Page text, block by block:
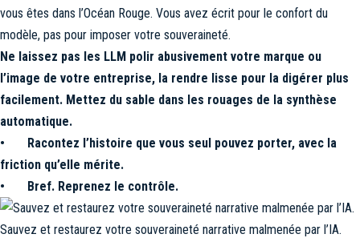
vous êtes dans l’Océan Rouge. Vous avez écrit pour le confort du
modèle, pas pour imposer votre souveraineté.
Ne laissez pas les LLM polir abusivement votre marque ou
l’image de votre entreprise, la rendre lisse pour la digérer plus
facilement. Mettez du sable dans les rouages de la synthèse
automatique.
• Racontez l’histoire que vous seul pouvez porter, avec la
friction qu’elle mérite.
• Bref. Reprenez le contrôle.
Sauvez et restaurez votre souveraineté narrative malmenée par l’IA.